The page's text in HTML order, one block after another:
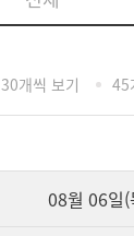
30개씩 보기 45
08월 06일